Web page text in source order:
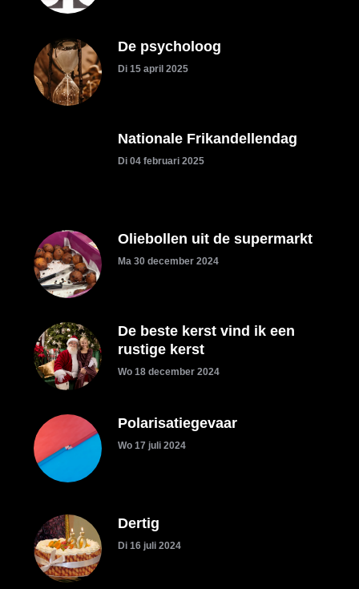
De psycholoog
Di 15 april 2025
Nationale Frikandellendag
Di 04 februari 2025
Oliebollen uit de supermarkt
Ma 30 december 2024
De beste kerst vind ik een
rustige kerst
Wo 18 december 2024
Polarisatiegevaar
Wo 17 juli 2024
Dertig
Di 16 juli 2024